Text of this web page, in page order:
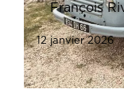
François
12 janvier 2026